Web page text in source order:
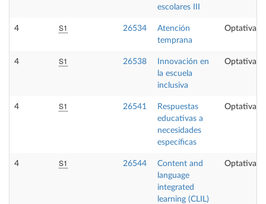
escolares III
4 S1 26534
Atención
temprana
Optativa
4 S1 26538
Innovación en
la escuela
inclusiva
Optativa
4 S1 26541
Respuestas
educativas a
necesidades
específicas
Optativa
4 S1 26544
Content and
language
integrated
learning (CLIL)
Optativa